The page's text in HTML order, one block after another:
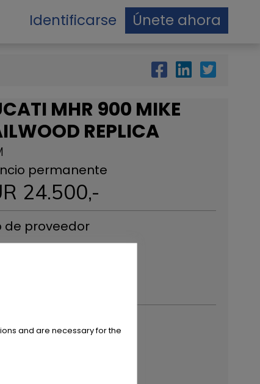
Identificarse Únete ahora
MHR 900 MIKE
REPLICA
permanente
24.500,-
de proveedor
268511
Mensaje
and are necessary for the